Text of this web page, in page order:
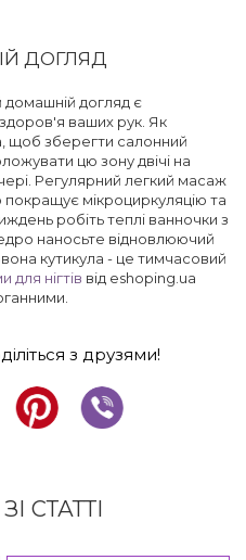
ДОГЛЯД
догляд є
ваших рук. Як
щоб зберегти салонний
цю зону двічі на
Регулярний легкий масаж
покращує мікроциркуляцію та
робіть теплі ванночки з
наносьте відновлюючий
кутикула - це тимчасовий
для нігтів від eshoping.ua
з друзями!
СТАТТІ